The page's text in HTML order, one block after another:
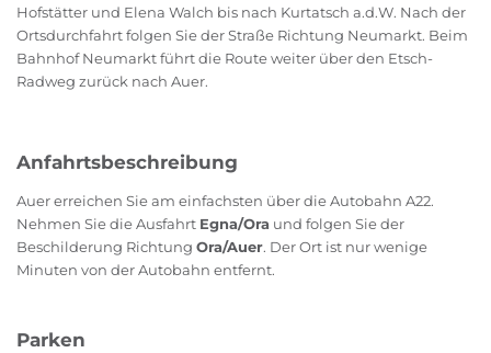
Hofstätter und Elena Walch bis nach Kurtatsch a.d.W. Nach der
Ortsdurchfahrt folgen Sie der Straße Richtung Neumarkt. Beim
Bahnhof Neumarkt führt die Route weiter über den Etsch-
Radweg zurück nach Auer.
Anfahrtsbeschreibung
Auer erreichen Sie am einfachsten über die Autobahn A22.
Nehmen Sie die Ausfahrt Egna/Ora und folgen Sie der
Beschilderung Richtung Ora/Auer. Der Ort ist nur wenige
Minuten von der Autobahn entfernt.
Parken